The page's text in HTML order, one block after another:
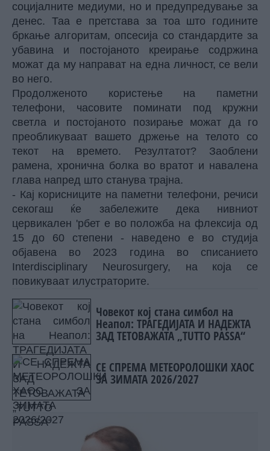
социјалните медиуми, но и предупредување за
денес. Таа е претстава за тоа што годините
бркање алгоритам, опсесија со стандардите за
убавина и постојаното креирање содржина
можат да му направат на една личност, се вели
во него.
Продолженото користење на паметни
телефони, часовите поминати под кружни
светла и постојаното позирање можат да го
преобликуваат вашето држење на телото со
текот на времето. Резултатот? Заоблени
рамена, хронична болка во вратот и навалена
глава напред што станува трајна.
- Кај корисниците на паметни телефони, речиси
секогаш ќе забележите дека нивниот
цервикален 'рбет е во положба на флексија од
15 до 60 степени - наведено е во студија
објавена во 2023 година во списанието
Interdisciplinary Neurosurgery, на која се
повикуваат илустраторите.
Човекот кој стана симбол на
Неапол: ТРАГЕДИЈАТА И НАДЕЖТА
ЗАД ТЕТОВАЖАТА „TUTTO PASSA“
СЕ СПРЕМА МЕТЕОРОЛОШКИ ХАОС
ЗА ЗИМАТА 2026/2027